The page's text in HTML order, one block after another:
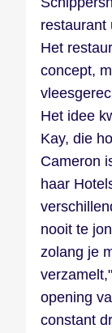
restaurant
Het
concept,
Het idee
Kay, die
Cameron
haar
nooit te
zolang je
opening
constant